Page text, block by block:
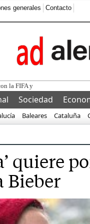
generales Contacto
la FIFA y Gianni Infantino:
Sociedad
Baleares Cataluña
quiere
Bieber